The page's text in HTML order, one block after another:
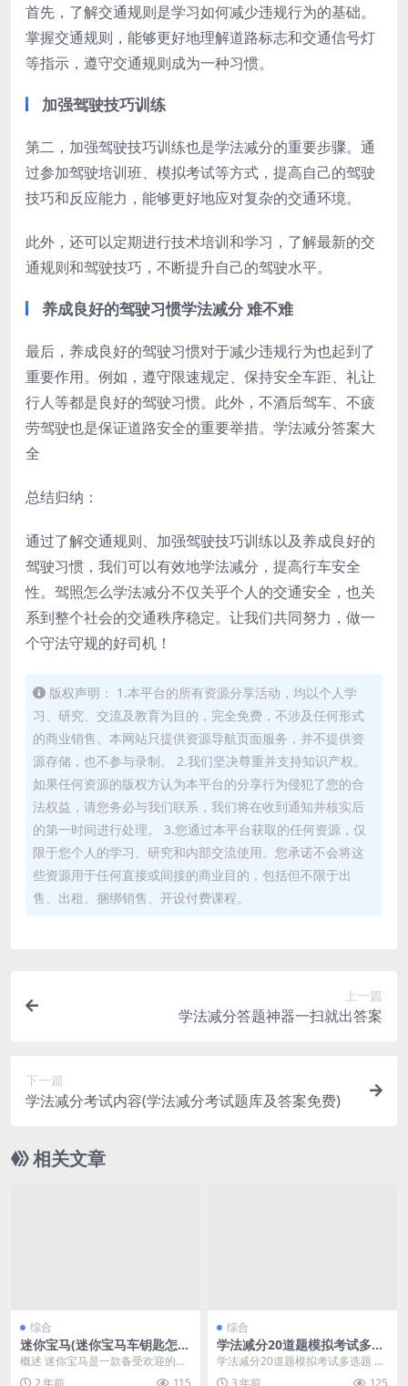
首先，了解交通规则是学习如何减少违规行为的基础。
掌握交通规则，能够更好地理解道路标志和交通信号灯
等指示，遵守交通规则成为一种习惯。
加强驾驶技巧训练
第二，加强驾驶技巧训练也是学法减分的重要步骤。通
过参加驾驶培训班、模拟考试等方式，提高自己的驾驶
技巧和反应能力，能够更好地应对复杂的交通环境。
此外，还可以定期进行技术培训和学习，了解最新的交
通规则和驾驶技巧，不断提升自己的驾驶水平。
养成良好的驾驶习惯学法减分 难不难
最后，养成良好的驾驶习惯对于减少违规行为也起到了
重要作用。例如，遵守限速规定、保持安全车距、礼让
行人等都是良好的驾驶习惯。此外，不酒后驾车、不疲
劳驾驶也是保证道路安全的重要举措。学法减分答案大
全
总结归纳：
通过了解交通规则、加强驾驶技巧训练以及养成良好的
驾驶习惯，我们可以有效地学法减分，提高行车安全
性。驾照怎么学法减分不仅关乎个人的交通安全，也关
系到整个社会的交通秩序稳定。让我们共同努力，做一
个守法守规的好司机！
版权声明： 1.本平台的所有资源分享活动，均以个人学
习、研究、交流及教育为目的，完全免费，不涉及任何形式
的商业销售。本网站只提供资源导航页面服务，并不提供资
源存储，也不参与录制。 2.我们坚决尊重并支持知识产权。
如果任何资源的版权方认为本平台的分享行为侵犯了您的合
法权益，请您务必与我们联系，我们将在收到通知并核实后
的第一时间进行处理。 3.您通过本平台获取的任何资源，仅
限于您个人的学习、研究和内部交流使用。您承诺不会将这
些资源用于任何直接或间接的商业目的，包括但不限于出
售、出租、捆绑销售、开设付费课程。
上一篇
学法减分答题神器一扫就出答案
下一篇
学法减分考试内容(学法减分考试题库及答案免费)
相关文章
综合
迷你宝马(迷你宝马车钥匙怎么
换电池)
概述 迷你宝马是一款备受欢迎的小
型豪华汽车，它以其独特的外观设
综合
学法减分20道题模拟考试多选
题(学法减分20道题模拟考试
答案)
学法减分20道题模拟考试多选题 驾
驶证学法减分考试题库 概述： 在学